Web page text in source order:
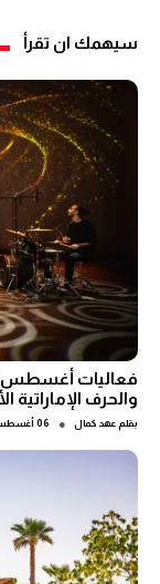
سيهمك ان تقرأ
فعاليات أغسطس
والحرف الإماراتية
بقلم عهد كمال ● 06 أغسطس 2026